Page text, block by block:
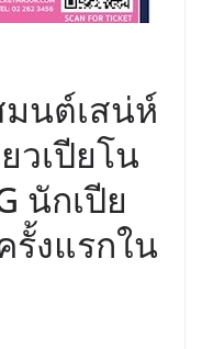
มนต์เสน่ห์
วเปียโน
นักเปีย
รั้งแรกใน